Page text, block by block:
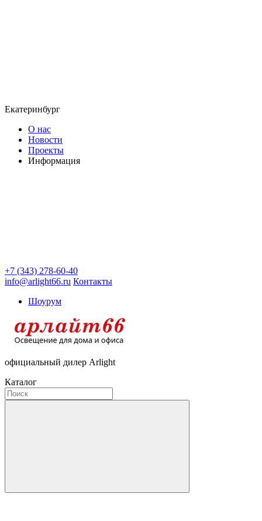
Екатеринбург
О нас
Новости
Проекты
Информация
+7 (343) 278-60-40
info@arlight66.ru Контакты
Шоурум
официальный дилер Arlight
Каталог